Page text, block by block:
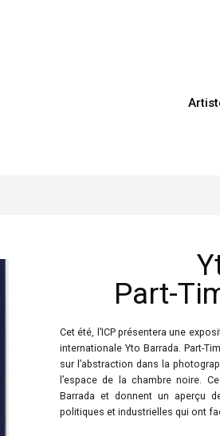
Part-
Cet été, l’ICP présentera une
internationale Yto Barrada. Part-
sur l’abstraction dans la
l’espace de la chambre noire.
Barrada et donnent un aperçu
politiques et industrielles qui ont